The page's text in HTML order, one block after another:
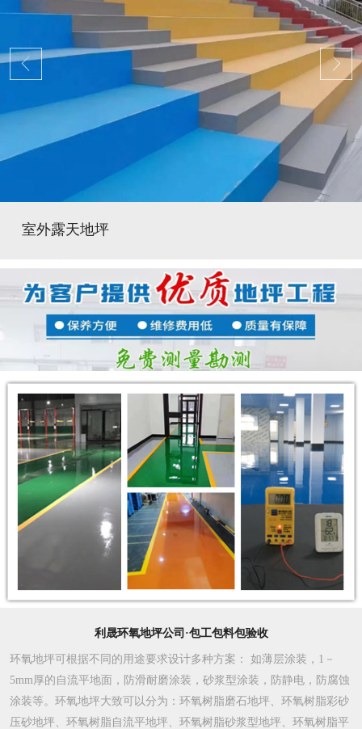
室外露天地坪
利晟环氧地坪公司·包工包料包验收
环氧地坪可根据不同的用途要求设计多种方案 ： 如薄层涂装，1－
5mm厚的自流平地面，防滑耐磨涂装，砂浆型涂装，防静电，防腐蚀
涂装等。环氧地坪大致可以分为：环氧树脂磨石地坪、环氧树脂彩砂
压砂地坪、环氧树脂自流平地坪、环氧树脂砂浆型地坪、环氧树脂平